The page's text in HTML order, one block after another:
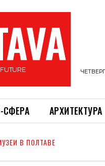
СФЕРА АРХИТЕКТУРА
В ПОЛТАВЕ